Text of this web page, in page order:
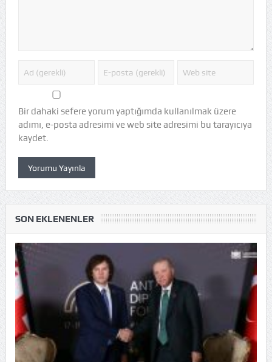
Bir dahaki sefere yorum yaptığımda kullanılmak üzere
adımı, e-posta adresimi ve web site adresimi bu tarayıcıya
kaydet.
SON EKLENENLER